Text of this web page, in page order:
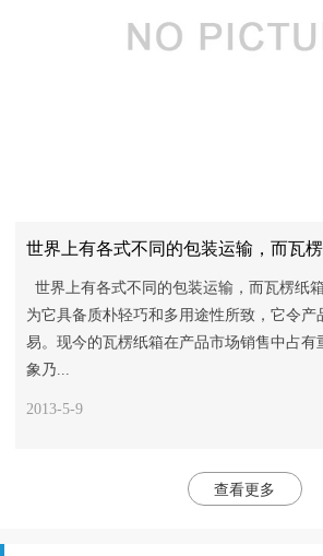
世界上有各式不同的包装运输，而瓦
世界上有各式不同的包装运输，而瓦楞纸
为它具备质朴轻巧和多用途性所致，它令产
易。现今的瓦楞纸箱在产品市场销售中占有
象乃...
2013-5-9
查看更多